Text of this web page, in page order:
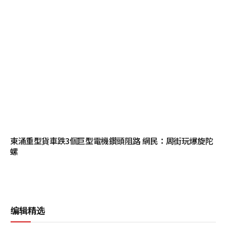
東涌重型貨車跌3個巨型電機鑽頭阻路 網民：周街玩爆旋陀
螺
编辑精选